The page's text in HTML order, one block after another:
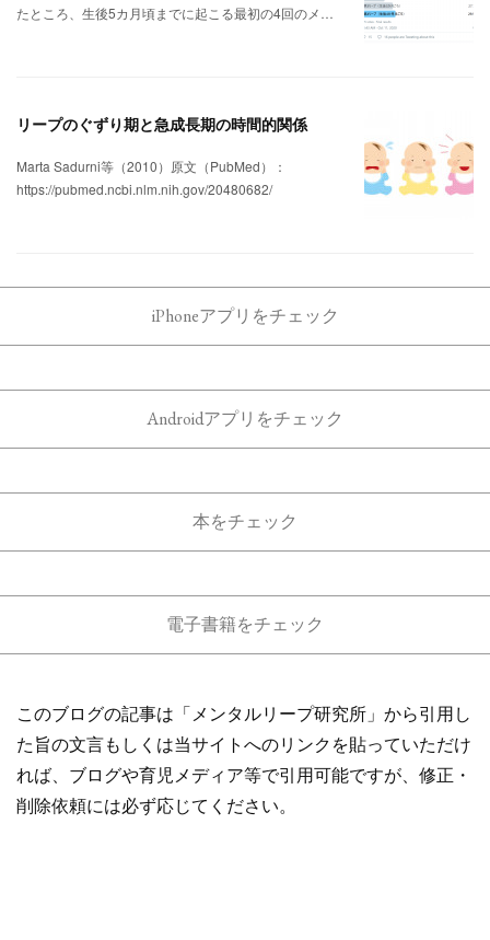
たところ、生後5カ月頃までに起こる最初の4回のメ…
リープのぐずり期と急成長期の時間的関係
Marta Sadurni等（2010）原文（PubMed）：
https://pubmed.ncbi.nlm.nih.gov/20480682/
iPhoneアプリをチェック
Androidアプリをチェック
本をチェック
電子書籍をチェック
このブログの記事は「メンタルリープ研究所」から引用し
た旨の文言もしくは当サイトへのリンクを貼っていただけ
れば、ブログや育児メディア等で引用可能ですが、修正・
削除依頼には必ず応じてください。